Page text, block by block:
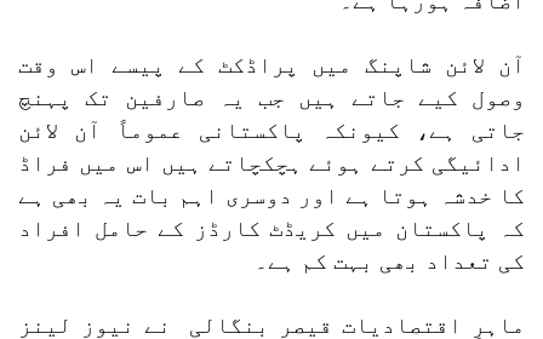
آن لائن شاپنگ میں پراڈکٹ کے پیسے اس وقت
وصول کیے جاتے ہیں جب یہ صارفین تک پہنچ
جاتی ہے، کیونکہ پاکستانی عموماً آن لائن
ادائیگی کرتے ہوئے ہچکچاتے ہیں اس میں فراڈ
کا خدشہ ہوتا ہے اور دوسری اہم بات یہ بھی ہے
کہ پاکستان میں کریڈٹ کارڈز کے حامل افراد
کی تعداد بھی بہت کم ہے۔
ماہرِ اقتصادیات قیصر بنگالی نے نیوز لینز